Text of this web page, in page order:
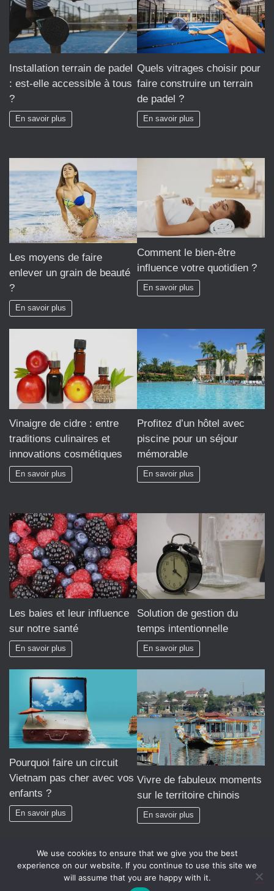
Installation terrain de padel
: est-elle accessible à tous
?
En savoir plus
Quels vitrages choisir pour
faire construire un terrain
de padel ?
En savoir plus
Les moyens de faire
enlever un grain de beauté
?
En savoir plus
Comment le bien-être
influence votre quotidien ?
En savoir plus
Vinaigre de cidre : entre
traditions culinaires et
innovations cosmétiques
En savoir plus
Profitez d’un hôtel avec
piscine pour un séjour
mémorable
En savoir plus
Les baies et leur influence
sur notre santé
En savoir plus
Solution de gestion du
temps intentionnelle
En savoir plus
Pourquoi faire un circuit
Vietnam pas cher avec vos
enfants ?
En savoir plus
Vivre de fabuleux moments
sur le territoire chinois
En savoir plus
Hestia | Développé par
We use cookies to ensure that we give you the best
experience on our website. If you continue to use this site we
will assume that you are happy with it.